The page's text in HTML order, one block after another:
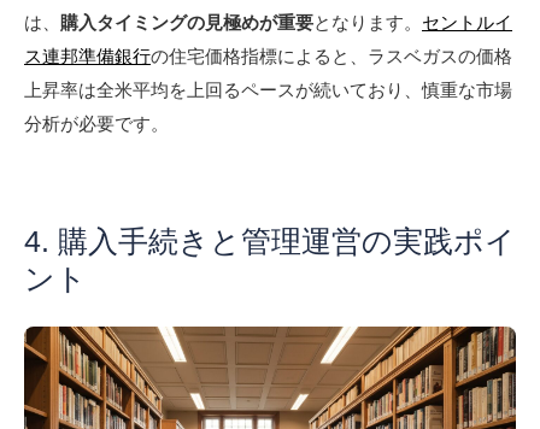
は、
購入タイミングの見極めが重要となります。 セントルイ
ス連邦準備銀行の住宅価格指標によると、ラスベガスの価格
上昇率は全米平均を上回るペースが続いており、慎重な市場
分析が必要です。
4. 購入手続きと管理運営の実践ポイ
ント